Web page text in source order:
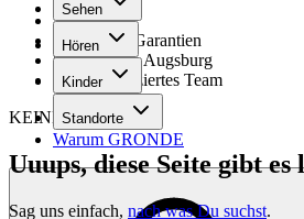
Sehen
Hören
Kinder
Standorte
Warum GRONDE
Seit 1971
GRONDE Garantien
8× im Raum Augsburg
Hochqualifiziertes Team
KEINE SORGE!
Uuups, diese Seite gibt
Sag uns einfach, nach was Du suchst.